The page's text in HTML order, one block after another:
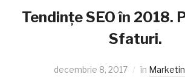
Tendințe SEO în 2018.
Sfaturi.
decembrie 8, 2017 în